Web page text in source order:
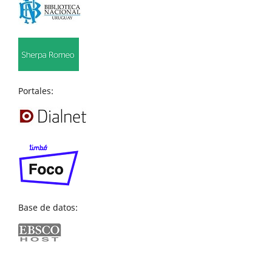
Portales:
Base de datos: